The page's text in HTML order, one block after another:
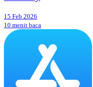
15 Feb 2026
10 menit baca